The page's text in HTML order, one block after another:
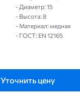
- Диаметр: 15
- Высота: 8
- Материал: медная
- ГОСТ: EN 12165
Уточнить цену